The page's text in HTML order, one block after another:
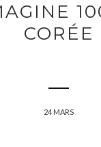
CORÉE
24 MARS